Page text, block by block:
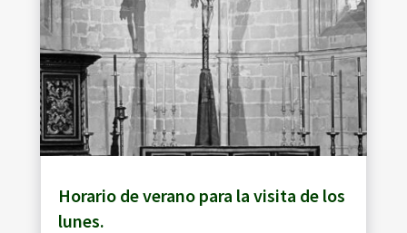
Horario de verano para la visita de los
lunes.